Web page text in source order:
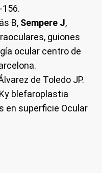
B, Sempere J,
guiones
ocular centro de
de Toledo JP.
blefaroplastia
en superficie Ocular